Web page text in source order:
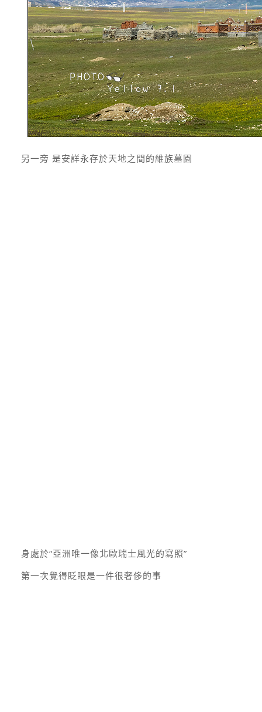
另一旁 是安詳永存於天地之間的維族墓園
身處於“亞洲唯一像北歐瑞士風光的寫照”
第一次覺得眨眼是一件很奢侈的事